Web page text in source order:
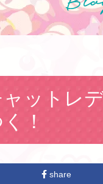
ットレ
！
share